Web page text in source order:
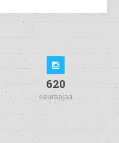
620
seuraajaa